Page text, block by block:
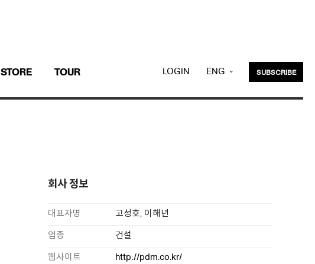
STORE TOUR LOGIN ENG SUBSCRIBE
회사 정보
대표자명 고성호, 이해년
업종 건설
웹사이트 http://pdm.co.kr/